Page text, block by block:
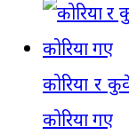
कोरिया र
कोरिया गए